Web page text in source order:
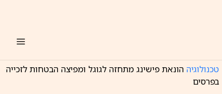
טכנולוגיה הונאת פישינג מתחזה לגוגל ומפיצה הבטחות לזכייה
בפרסים